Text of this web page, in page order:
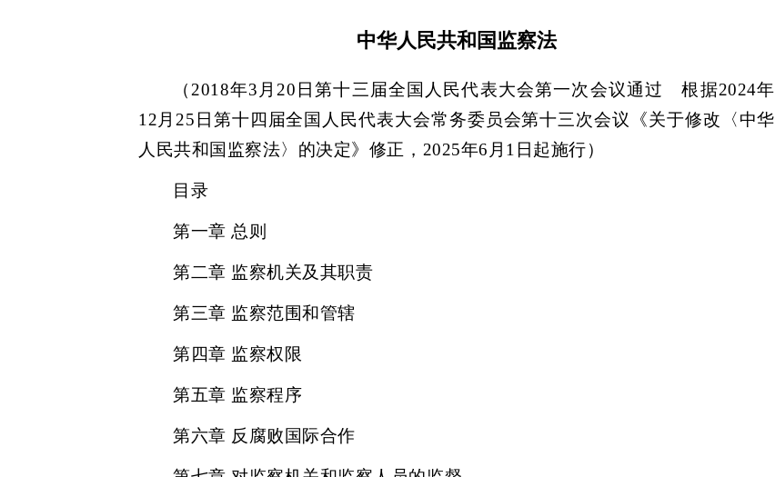
中华人民共和国监察法
（2018年3月20日第十三届全国人民代表大会第一次会议通过 根据2024年
12月25日第十四届全国人民代表大会常务委员会第十三次会议《关于修改〈中华
人民共和国监察法〉的决定》修正，2025年6月1日起施行）
目录
第一章 总则
第二章 监察机关及其职责
第三章 监察范围和管辖
第四章 监察权限
第五章 监察程序
第六章 反腐败国际合作